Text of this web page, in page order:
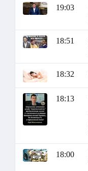
19:03
18:51
18:32
18:13
18:00